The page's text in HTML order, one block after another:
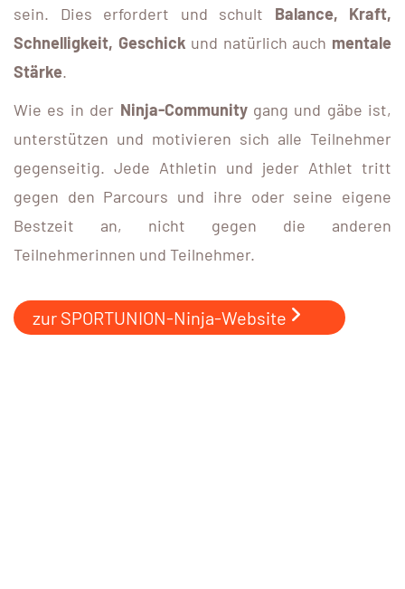
sein. Dies erfordert und schult Balance, Kraft,
Schnelligkeit, Geschick und natürlich auch mentale
Stärke.
Wie es in der Ninja-Communitygang und gäbe ist,
unterstützen und motivieren sich alle Teilnehmer
gegenseitig. Jede Athletin und jeder Athlet tritt
gegen den Parcours und ihre oder seine eigene
Bestzeit an, nicht gegen die anderen
Teilnehmerinnen und Teilnehmer.
zur SPORTUNION-Ninja-Website